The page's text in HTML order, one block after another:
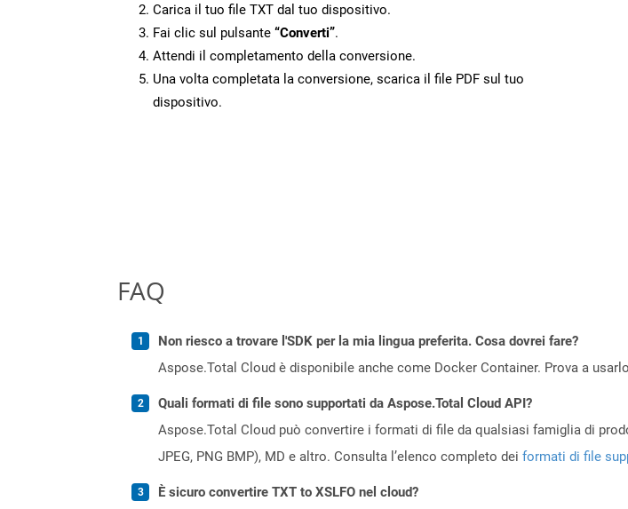
Carica il tuo file TXT dal tuo dispositivo.
Fai clic sul pulsante “Converti”.
Attendi il completamento della conversione.
Una volta completata la conversione, scarica il file PDF sul tuo
dispositivo.
FAQ
Non riesco a trovare l'SDK per la mia lingua preferita. Cosa dovrei fare?
Aspose.Total Cloud è disponibile anche come Docker Container. Prova a
Quali formati di file sono supportati da Aspose.Total Cloud API?
Aspose.Total Cloud può convertire i formati di file da qualsiasi famiglia di
JPEG, PNG BMP), MD e altro. Consulta l’elenco completo dei formati di file
È sicuro convertire TXT to XSLFO nel cloud?